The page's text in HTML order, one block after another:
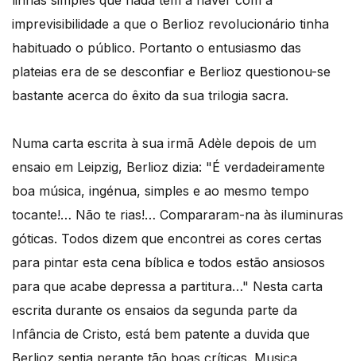
imprevisibilidade a que o Berlioz revolucionário tinha
habituado o público. Portanto o entusiasmo das
plateias era de se desconfiar e Berlioz questionou-se
bastante acerca do êxito da sua trilogia sacra.
Numa carta escrita à sua irmã Adèle depois de um
ensaio em Leipzig, Berlioz dizia: "É verdadeiramente
boa música, ingénua, simples e ao mesmo tempo
tocante!… Não te rias!… Compararam-na às iluminuras
góticas. Todos dizem que encontrei as cores certas
para pintar esta cena bíblica e todos estão ansiosos
para que acabe depressa a partitura…" Nesta carta
escrita durante os ensaios da segunda parte da
Infância de Cristo, está bem patente a duvida que
Berlioz sentia perante tão boas críticas. Musica